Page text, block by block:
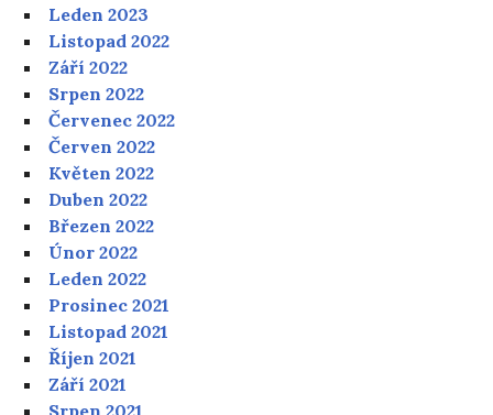
Leden 2023
Listopad 2022
Září 2022
Srpen 2022
Červenec 2022
Červen 2022
Květen 2022
Duben 2022
Březen 2022
Únor 2022
Leden 2022
Prosinec 2021
Listopad 2021
Říjen 2021
Září 2021
Srpen 2021